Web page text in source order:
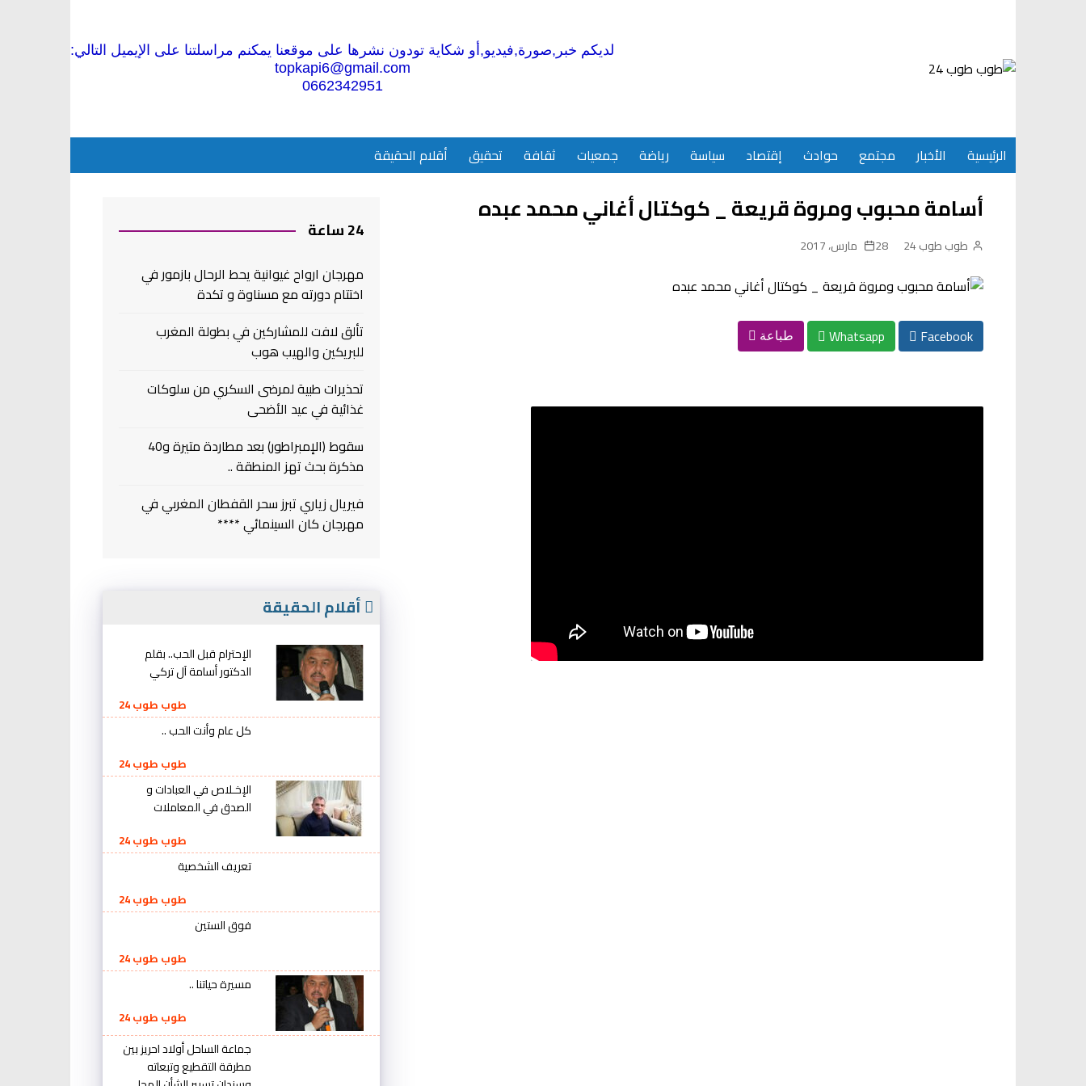
لديكم خبر,صورة,فيديو,أو شكاية تودون نشرها على موقعنا يمكنم مراسلتنا على الإيميل التالي:
topkapi6@gmail.com
0662342951
الرئيسية الأخبار مجتمع حوادث إقتصاد سياسة رياضة جمعيات ثقافة تحقيق أقلام الحقيقة
أسامة محبوب ومروة قريعة _ كوكتال أغاني محمد عبده
طوب طوب 24 28 مارس، 2017
Facebook
Whatsapp طباعة
24 ساعة
مهرجان ارواح غيوانية يحط الرحال بازمور في
اختتام دورته مع مسناوة و تكدة
تألق لافت للمشاركين في بطولة المغرب
للبريكين والهيب هوب
تحذيرات طبية لمرضى السكري من سلوكات
غذائية في عيد الأضحى
سقوط (الإمبراطور) بعد مطاردة متيرة و40
مذكرة بحث تهز المنطقة ..
فيريال زياري تبرز سحر القفطان المغربي في
مهرجان كان السينمائي ****
أقلام الحقيقة
الإحترام قبل الحب.. بقلم
الدكتور أسامة آل تركي
طوب طوب 24
كل عام وأنت الحب ..
طوب طوب 24
الإخـلاص في العبادات و
الصدق في المعاملات
طوب طوب 24
تعريف الشخصية
طوب طوب 24
فوق الستين
طوب طوب 24
مسيرة حياتنا ..
طوب طوب 24
جماعة الساحل أولاد احريز بين
مطرقة التقطيع وتبعاته